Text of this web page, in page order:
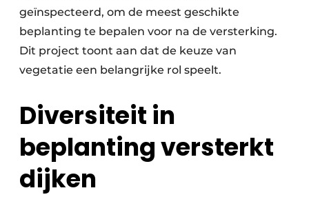
geïnspecteerd, om de meest geschikte
beplanting te bepalen voor na de versterking.
Dit project toont aan dat de keuze van
vegetatie een belangrijke rol speelt.
Diversiteit in
beplanting versterkt
dijken